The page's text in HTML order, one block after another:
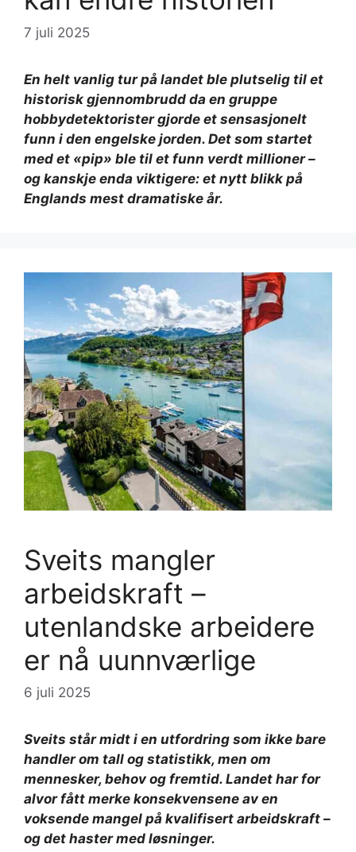
7 juli 2025
En helt vanlig tur på landet ble plutselig til et
historisk gjennombrudd da en gruppe
hobbydetektorister gjorde et sensasjonelt
funn i den engelske jorden. Det som startet
med et «pip» ble til et funn verdt millioner –
og kanskje enda viktigere: et nytt blikk på
Englands mest dramatiske år.
Sveits mangler
arbeidskraft –
utenlandske arbeidere
er nå uunnværlige
6 juli 2025
Sveits står midt i en utfordring som ikke bare
handler om tall og statistikk, men om
mennesker, behov og fremtid. Landet har for
alvor fått merke konsekvensene av en
voksende mangel på kvalifisert arbeidskraft –
og det haster med løsninger.